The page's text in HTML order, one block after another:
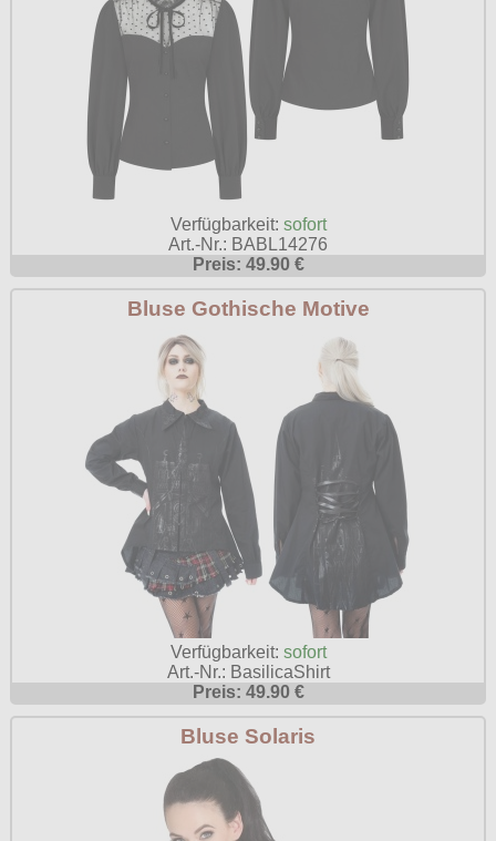
Verfügbarkeit: sofort
Art.-Nr.: BABL14276
Preis: 49.90 €
Bluse Gothische Motive
Verfügbarkeit: sofort
Art.-Nr.: BasilicaShirt
Preis: 49.90 €
Bluse Solaris